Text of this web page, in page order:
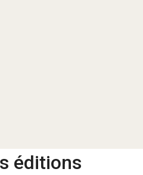
éditions